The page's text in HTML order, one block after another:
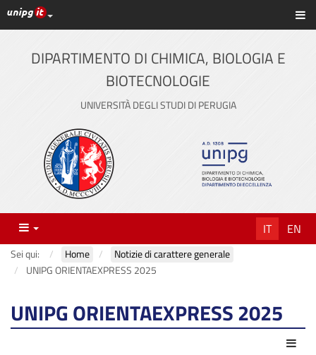
Vai
al
contenuto
principale
Link ai principali servizi web di Ateneo
DIPARTIMENTO DI CHIMICA, BIOLOGIA E
BIOTECNOLOGIE
UNIVERSITÀ DEGLI STUDI DI PERUGIA
Menu IT EN
Sei qui: Home
Notizie di carattere generale
UNIPG ORIENTAEXPRESS 2025
UNIPG ORIENTAEXPRESS 2025